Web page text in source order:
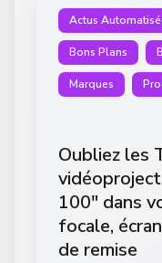
Actus
Bons Plans
Marques
Oubliez les
100″ dans
focale,
de remise